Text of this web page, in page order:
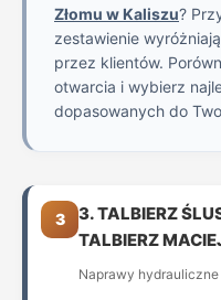
Złomu w Kaliszu?
zestawienie
przez klientów.
otwarcia i wybierz
dopasowanych do
3
3. TALBIERZ
TALBIERZ
Naprawy hydrauliczne